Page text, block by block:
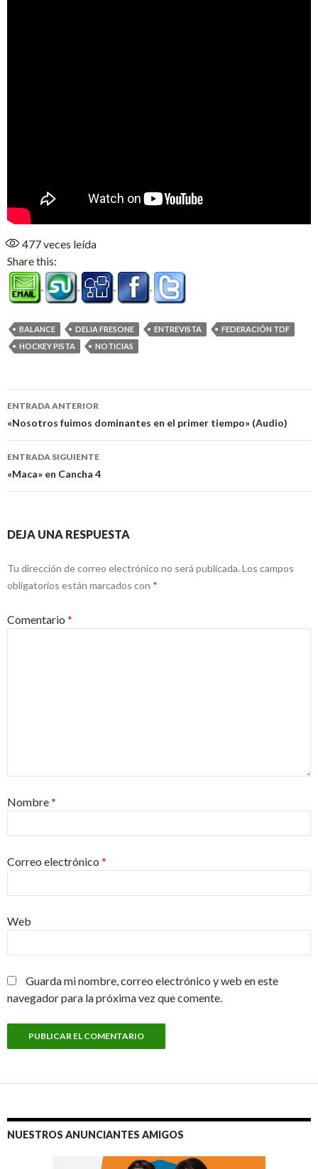
477veces leída
Share this:
BALANCE DELIA FRESONE ENTREVISTA
FEDERACIÓN TDF
HOCKEY PISTA
NOTICIAS
Navegación
de
entradas
ENTRADA ANTERIOR
«Nosotros fuimos dominantes en el primer tiempo» (Audio)
ENTRADA SIGUIENTE
«Maca» en Cancha 4
DEJA UNA RESPUESTA
Tu dirección de correo electrónico no será publicada. Los campos
obligatorios están marcados con *
Comentario *
Nombre*
Correo electrónico *
Web
Guarda mi nombre, correo electrónico y web en este
navegador para la próxima vez que comente.
NUESTROS ANUNCIANTES AMIGOS